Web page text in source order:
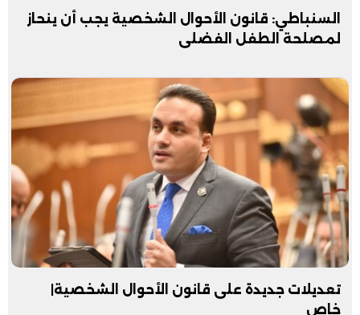
السنباطي: قانون الأحوال الشخصية يجب أن ينحاز
لمصلحة الطفل الفضلى
تعديلات جديدة على قانون الأحوال الشخصية|
خاص